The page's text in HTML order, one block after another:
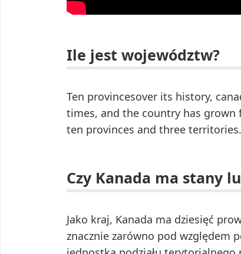
Ile jest województw?
Ten provincesover its history,
times, and the country has
ten provinces and three territories.
Czy Kanada ma stany
Jako kraj, Kanada ma dziesięć
znacznie zarówno pod względem